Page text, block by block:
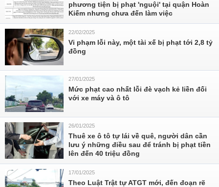
phương tiện bị phạt 'nguội' tại quận Hoàn
Kiếm nhưng chưa đến làm việc
22/02/2025
Vi phạm lỗi này, một tài xế bị phạt tới 2,8 tỷ
đồng
27/01/2025
Mức phạt cao nhất lỗi đè vạch kẻ liền đối
với xe máy và ô tô
26/01/2025
Thuê xe ô tô tự lái về quê, người dân cần
lưu ý những điều sau để tránh bị phạt tiền
lên đến 40 triệu đồng
17/01/2025
Theo Luật Trật tự ATGT mới, đến đoạn rẽ